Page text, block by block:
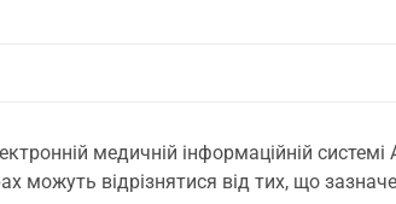
медичній інформаційній системі
можуть відрізнятися від тих, що